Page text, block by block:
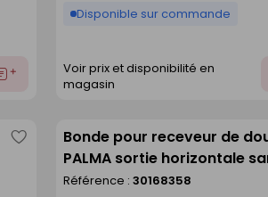
Disponible sur commande
Voir prix et disponibilité en
magasin
Enregistrer
comme
Bonde pour receveur de
PALMA sortie horizontale
capot
Référence : 30168358